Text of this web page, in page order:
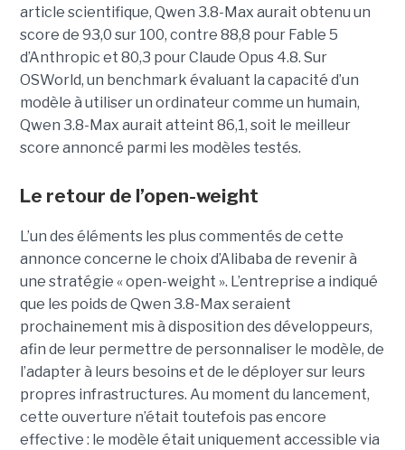
article scientifique, Qwen 3.8-Max aurait obtenu un
score de 93,0 sur 100, contre 88,8 pour Fable 5
d’Anthropic et 80,3 pour Claude Opus 4.8. Sur
OSWorld, un benchmark évaluant la capacité d’un
modèle à utiliser un ordinateur comme un humain,
Qwen 3.8-Max aurait atteint 86,1, soit le meilleur
score annoncé parmi les modèles testés.
Le retour de l’open-weight
L’un des éléments les plus commentés de cette
annonce concerne le choix d’Alibaba de revenir à
une stratégie « open-weight ». L’entreprise a indiqué
que les poids de Qwen 3.8-Max seraient
prochainement mis à disposition des développeurs,
afin de leur permettre de personnaliser le modèle, de
l’adapter à leurs besoins et de le déployer sur leurs
propres infrastructures. Au moment du lancement,
cette ouverture n’était toutefois pas encore
effective : le modèle était uniquement accessible via